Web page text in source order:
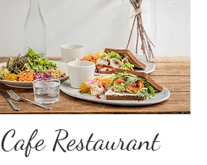
Cafe Restaurant